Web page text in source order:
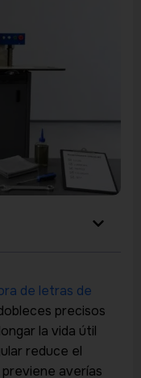
de letras de
precisos
la vida útil
reduce el
averías